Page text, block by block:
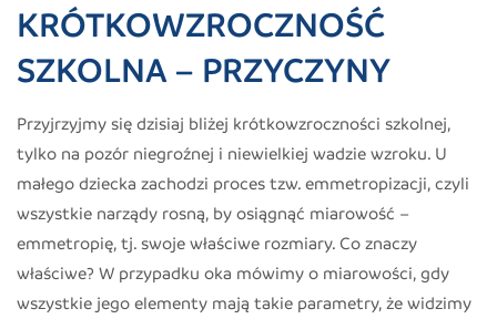
KRÓTKOWZROCZNOŚĆ
SZKOLNA – PRZYCZYNY
Przyjrzyjmy się dzisiaj bliżej krótkowzroczności szkolnej,
tylko na pozór niegroźnej i niewielkiej wadzie wzroku. U
małego dziecka zachodzi proces tzw. emmetropizacji, czyli
wszystkie narządy rosną, by osiągnąć miarowość –
emmetropię, tj. swoje właściwe rozmiary. Co znaczy
właściwe? W przypadku oka mówimy o miarowości, gdy
wszystkie jego elementy mają takie parametry, że widzimy